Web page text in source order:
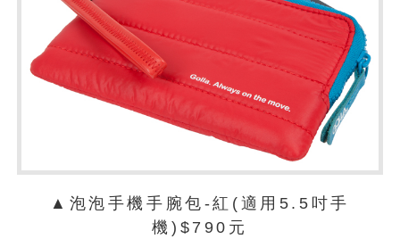
▲泡泡手機手腕包-紅(適用5.5吋手
機)$790元